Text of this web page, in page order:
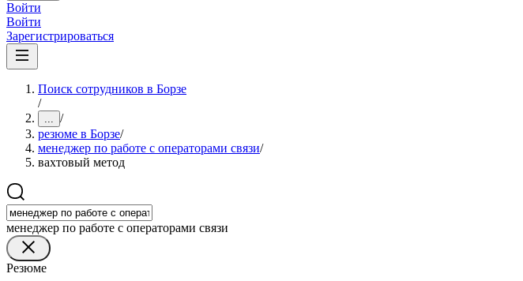
Войти
Войти
Зарегистрироваться
Поиск сотрудников в Борзе
/
... /
резюме в Борзе/
менеджер по работе с операторами связи/
вахтовый метод
менеджер по работе с операторами связи
Резюме